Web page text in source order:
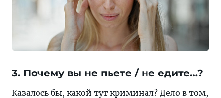
3. Почему вы не пьете / не едите…?
Казалось бы, какой тут криминал? Дело в том,